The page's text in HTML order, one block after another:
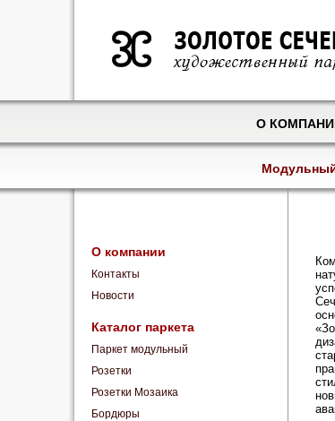
О
О компании
Контакты
Новости
Каталог паркета
Паркет модульный
Розетки
Розетки Мозаика
Бордюры